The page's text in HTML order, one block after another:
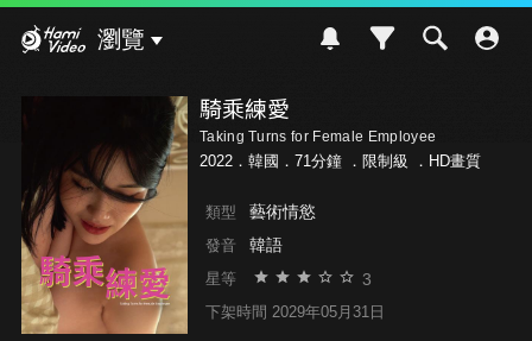
瀏覽
騎乘練愛
Taking Turns for Female Employee
2022．韓國．71分鐘 ． 限制級 ．HD畫質
類型 藝術情慾
發音 韓語
星等 3
下架時間 2029年05月31日